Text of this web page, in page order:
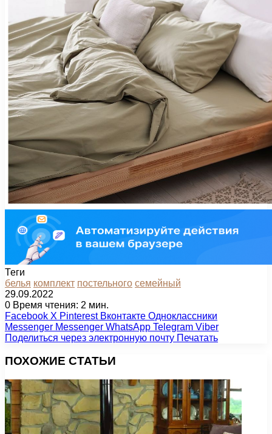
Теги
белья комплект постельного семейный
29.09.2022
0 Время чтения: 2 мин.
Facebook X Pinterest Вконтакте Одноклассники
Messenger Messenger WhatsApp Telegram Viber
Поделиться через электронную почту Печатать
ПОХОЖИЕ СТАТЬИ